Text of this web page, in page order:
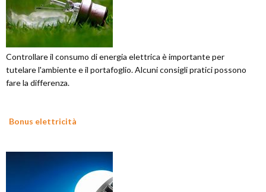
Controllare il consumo di energia elettrica è importante per
tutelare l'ambiente e il portafoglio. Alcuni consigli pratici possono
fare la differenza.
Bonus elettricità